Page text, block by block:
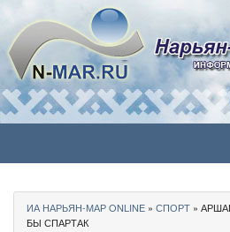
Политика
ИА НАРЬЯН-МАР ONLINE » СПОРТ »
БЫ СПАРТАК